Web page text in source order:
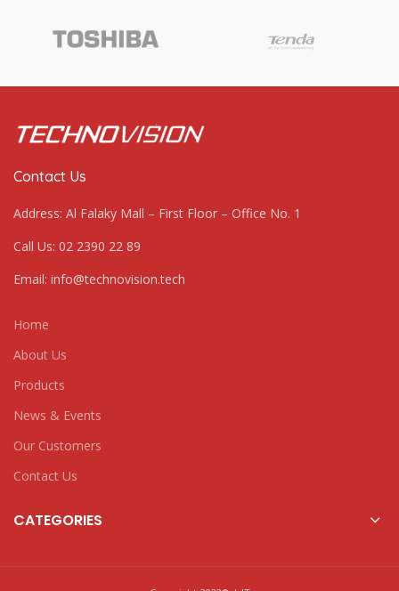
Contact Us
Address: Al Falaky Mall – First Floor – Office No. 1
Call Us: 02 2390 22 89
Email: info@technovision.tech
Home
About Us
Products
News & Events
Our Customers
Contact Us
CATEGORIES